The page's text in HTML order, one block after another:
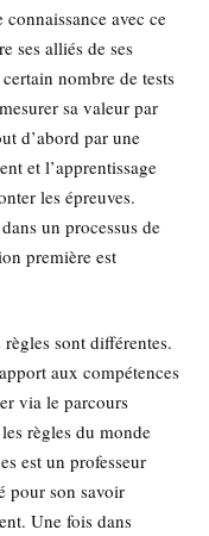
avec ce
ses alliés de ses
nombre de tests
sa valeur par
d’abord par une
et l’apprentissage
les épreuves.
un processus de
première est
sont différentes.
aux compétences
via le parcours
règles du monde
est un professeur
pour son savoir
Une fois dans